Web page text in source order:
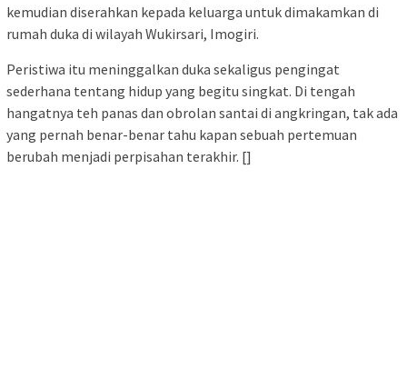
kemudian diserahkan kepada keluarga untuk dimakamkan di
rumah duka di wilayah Wukirsari, Imogiri.
Peristiwa itu meninggalkan duka sekaligus pengingat
sederhana tentang hidup yang begitu singkat. Di tengah
hangatnya teh panas dan obrolan santai di angkringan, tak ada
yang pernah benar-benar tahu kapan sebuah pertemuan
berubah menjadi perpisahan terakhir. []